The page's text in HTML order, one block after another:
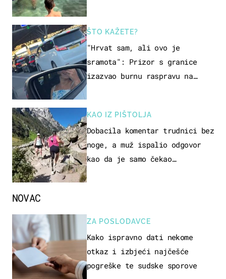
ŠTO KAŽETE?
"Hrvat sam, ali ovo je
sramota": Prizor s granice
izazvao burnu raspravu na
KAO IZ PIŠTOLJA
Dobacila komentar trudnici bez
noge, a muž ispalio odgovor
kao da je samo čekao…
NOVAC
ZA POSLODAVCE
Kako ispravno dati nekome
otkaz i izbjeći najčešće
pogreške te sudske sporove